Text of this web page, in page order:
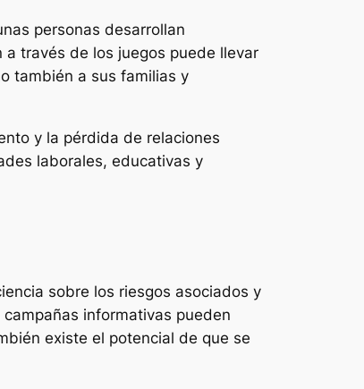
personas desarrollan
través de los juegos puede llevar
también a sus familias y
y la pérdida de relaciones
laborales, educativas y
sobre los riesgos asociados y
informativas pueden
existe el potencial de que se